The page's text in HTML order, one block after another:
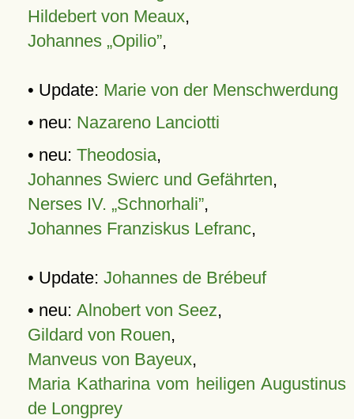
Hildebert von Meaux,
Johannes „Opilio”,
• Update: Marie von der Menschwerdung
• neu: Nazareno Lanciotti
• neu: Theodosia,
Johannes Swierc und Gefährten,
Nerses IV. „Schnorhali”,
Johannes Franziskus Lefranc,
• Update: Johannes de Brébeuf
• neu: Alnobert von Seez,
Gildard von Rouen,
Manveus von Bayeux,
Maria Katharina vom heiligen Augustinus
de Longprey